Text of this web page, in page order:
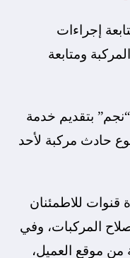
إجراءات
ومتابعة
بتقديم خدمة
حادث مركبة لأحد
للاطمئنان
المركبات، وفي
موقع العميل،